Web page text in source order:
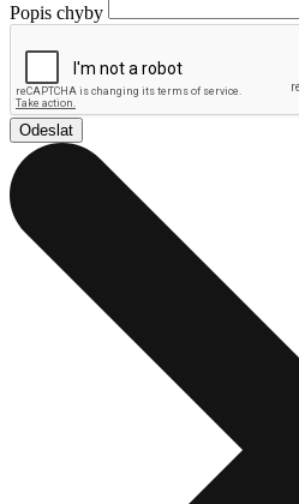
Popis chyby
Odeslat